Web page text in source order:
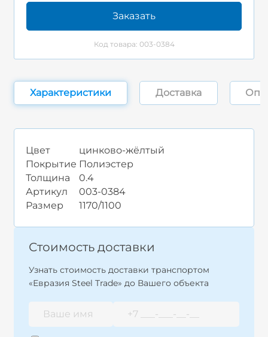
Заказать
Код товара: 003-0384
Характеристики Доставка
Цвет
цинково-жёлтый
Покрытие Полиэстер
Толщина
0.4
Артикул
003-0384
Размер
1170/1100
Стоимость доставки
Узнать стоимость доставки транспортом
«Евразия Steel Trade» до Вашего объекта